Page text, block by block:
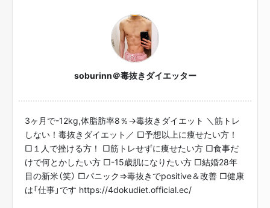
soburinn＠毒抜きダイエッター
3ヶ月で-12kg,体脂肪率8％→毒抜きダイエット ＼筋トレ
しない！毒抜きダイエット／ □予想以上に痩せたい方！
□１人で挫ける方！ □筋トレせずに痩せたい方 □食事だ
けで何とかしたい方 □-15歳肌になりたい方 □結婚28年
目の新米（笑） □パニック⇒毒抜きでpositive＆改善 □健康
は「仕事」です https://4dokudiet.official.ec/